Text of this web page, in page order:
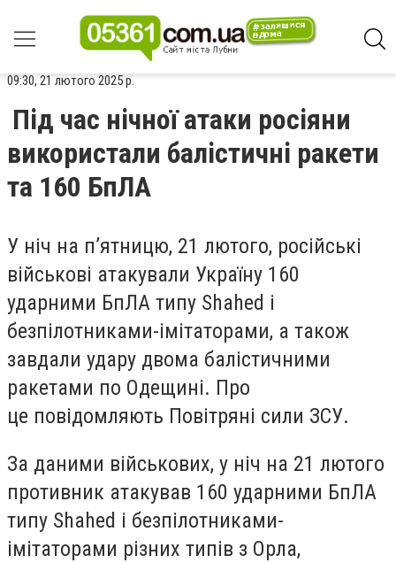
09:30, 21 лютого 2025 р.
Під час нічної атаки росіяни
використали балістичні ракети
та 160 БпЛА
У ніч на п’ятницю, 21 лютого, російські
військові атакували Україну 160
ударними БпЛА типу Shahed і
безпілотниками-імітаторами, а також
завдали удару двома балістичними
ракетами по Одещині. Про
це повідомляють Повітряні сили ЗСУ.
За даними військових, у ніч на 21 лютого
противник атакував 160 ударними БпЛА
типу Shahed і безпілотниками-
імітаторами різних типів з Орла,